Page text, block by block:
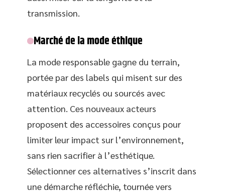
transmission.
Marché de la mode éthique
La mode responsable gagne du terrain,
portée par des labels qui misent sur des
matériaux recyclés ou sourcés avec
attention. Ces nouveaux acteurs
proposent des accessoires conçus pour
limiter leur impact sur l’environnement,
sans rien sacrifier à l’esthétique.
Sélectionner ces alternatives s’inscrit dans
une démarche réfléchie, tournée vers